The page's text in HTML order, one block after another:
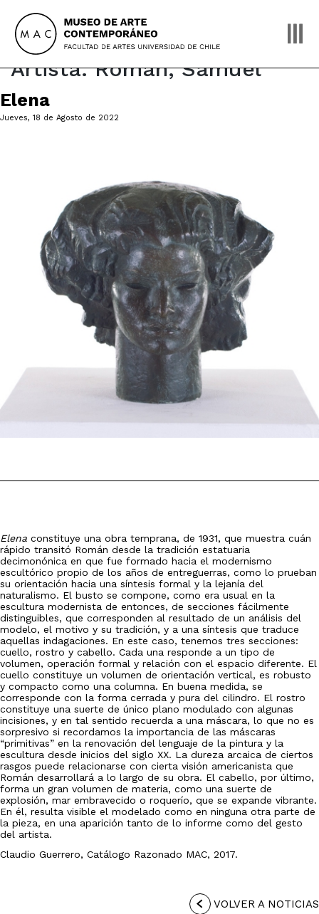
content
Artista:Román, Samuel
Elena
Jueves, 18 de Agosto de 2022
Elena constituye una obra temprana, de 1931, que muestra cuán
rápido transitó Román desde la tradición estatuaria
decimonónica en que fue formado hacia el modernismo
escultórico propio de los años de entreguerras, como lo prueban
su orientación hacia una síntesis formal y la lejanía del
naturalismo. El busto se compone, como era usual en la
escultura modernista de entonces, de secciones fácilmente
distinguibles, que corresponden al resultado de un análisis del
modelo, el motivo y su tradición, y a una síntesis que traduce
aquellas indagaciones. En este caso, tenemos tres secciones:
cuello, rostro y cabello. Cada una responde a un tipo de
volumen, operación formal y relación con el espacio diferente. El
cuello constituye un volumen de orientación vertical, es robusto
y compacto como una columna. En buena medida, se
corresponde con la forma cerrada y pura del cilindro. El rostro
constituye una suerte de único plano modulado con algunas
incisiones, y en tal sentido recuerda a una máscara, lo que no es
sorpresivo si recordamos la importancia de las máscaras
“primitivas” en la renovación del lenguaje de la pintura y la
escultura desde inicios del siglo XX. La dureza arcaica de ciertos
rasgos puede relacionarse con cierta visión americanista que
Román desarrollará a lo largo de su obra. El cabello, por último,
forma un gran volumen de materia, como una suerte de
explosión, mar embravecido o roquerío, que se expande vibrante.
En él, resulta visible el modelado como en ninguna otra parte de
la pieza, en una aparición tanto de lo informe como del gesto
del artista.
Claudio Guerrero, Catálogo Razonado MAC, 2017.
VOLVER A NOTICIAS